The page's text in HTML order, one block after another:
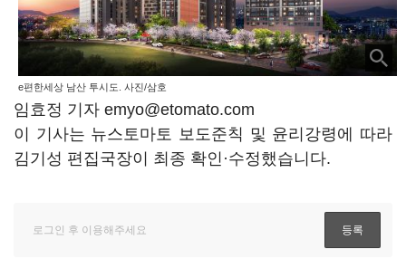
e편한세상 남산 투시도. 사진/삼호
임효정 기자 emyo@etomato.com
이 기사는 뉴스토마토 보도준칙 및 윤리강령에 따라
김기성 편집국장이 최종 확인·수정했습니다.